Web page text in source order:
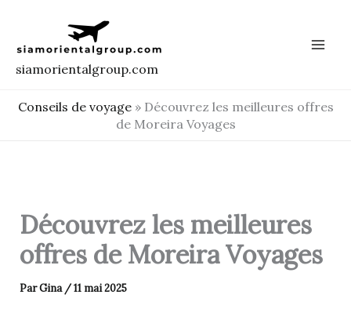
contenu
siamorientalgroup.com
Conseils de voyage» Découvrez les meilleures offres
de Moreira Voyages
Découvrez les meilleures
offres de Moreira Voyages
ParGina /11 mai 2025